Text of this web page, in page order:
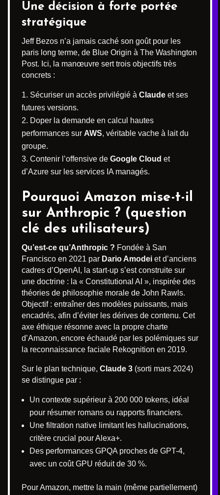
Une décision à forte portée
stratégique
Jeff Bezos n’a jamais caché son goût pour les
paris long terme, de Blue Origin à The Washington
Post. Ici, la manœuvre sert trois objectifs très
concrets :
Sécuriser un accès privilégié à Claude et ses
futures versions.
Doper la demande en calcul hautes
performances sur AWS, véritable vache à lait du
groupe.
Contenir l’offensive de Google Cloud et
d’Azure sur les services IA managés.
Pourquoi Amazon mise-t-il
sur Anthropic ? (question
clé des utilisateurs)
Qu’est-ce qu’Anthropic ? Fondée à San
Francisco en 2021 par Dario Amodei et d’anciens
cadres d’OpenAI, la start-up s’est construite sur
une doctrine : la « Constitutional AI », inspirée des
théories de philosophie morale de John Rawls.
Objectif : entraîner des modèles puissants, mais
encadrés, afin d’éviter les dérives de contenu. Cet
axe éthique résonne avec la propre charte
d’Amazon, encore échaudé par les polémiques sur
la reconnaissance faciale Rekognition en 2019.
Sur le plan technique, Claude 3 (sorti mars 2024)
se distingue par :
Un contexte supérieur à 200 000 tokens, idéal
pour résumer romans ou rapports financiers.
Une filtration native limitant les hallucinations,
critère crucial pour Alexa+.
Des performances GPQA proches de GPT-4,
avec un coût GPU réduit de 30 %.
Pour Amazon, mettre la main (même partiellement)